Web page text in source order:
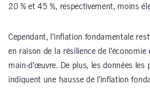
20 % et 45 %, respectivement, moins
Cependant, l’inflation fondamentale
en raison de la résilience de l’économie
main-d’œuvre. De plus, les données les
indiquent une hausse de l’inflation